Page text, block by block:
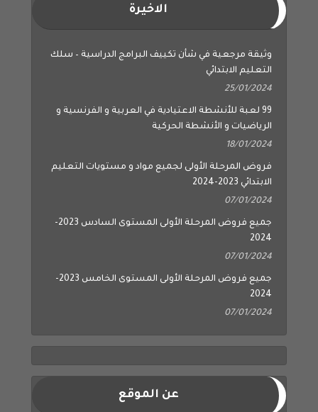
الاخيرة
وثيقة مرجعية في شأن تكييف البرامج الدراسية – سلك
التعليم الابتدائي
25/01/2024
99 لعبة للأنشطة الاعتيادية في العربية و الفرنسية و
الرياضيات و الأنشطة الحركية
18/01/2024
فروض المرحلة الأولى لجميع مواد و مستويات التعليم
الابتدائي 2023-2024
07/01/2024
جميع فروض المرحلة الأولى المستوى السادس 2023-
2024
07/01/2024
جميع فروض المرحلة الأولى المستوى الخامس 2023-
2024
07/01/2024
عن الموقع